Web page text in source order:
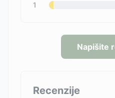
1
Napišite
Recenzije